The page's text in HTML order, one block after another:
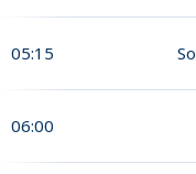
05:15
06:00